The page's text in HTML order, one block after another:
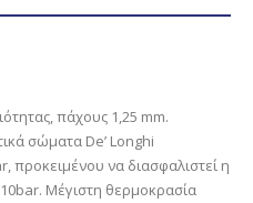
πάχους 1,25 mm.
σώματα De’ Longhi
προκειμένου να διασφαλιστεί η
Μέγιστη θερμοκρασία